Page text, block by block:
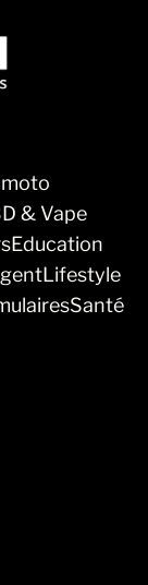
& Vape
Education
Lifestyle
Santé